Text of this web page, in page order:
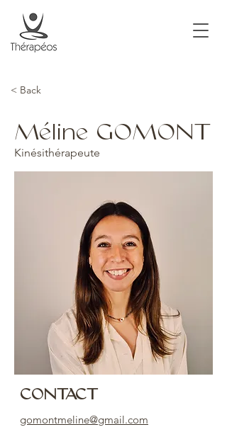
< Back
Méline GOMONT
Kinésithérapeute
CONTACT
gomontmeline@gmail.com